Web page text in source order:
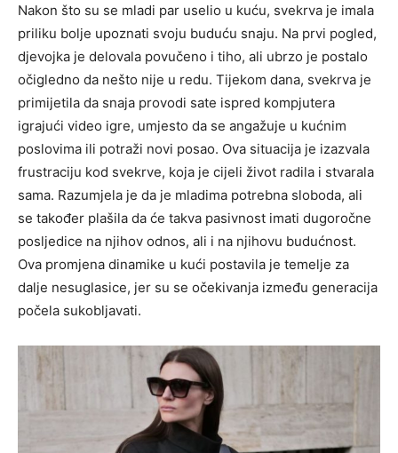
Nakon što su se mladi par uselio u kuću, svekrva je imala
priliku bolje upoznati svoju buduću snaju. Na prvi pogled,
djevojka je delovala povučeno i tiho, ali ubrzo je postalo
očigledno da nešto nije u redu. Tijekom dana, svekrva je
primijetila da snaja provodi sate ispred kompjutera
igrajući video igre, umjesto da se angažuje u kućnim
poslovima ili potraži novi posao. Ova situacija je izazvala
frustraciju kod svekrve, koja je cijeli život radila i stvarala
sama. Razumjela je da je mladima potrebna sloboda, ali
se također plašila da će takva pasivnost imati dugoročne
posljedice na njihov odnos, ali i na njihovu budućnost.
Ova promjena dinamike u kući postavila je temelje za
dalje nesuglasice, jer su se očekivanja između generacija
počela sukobljavati.